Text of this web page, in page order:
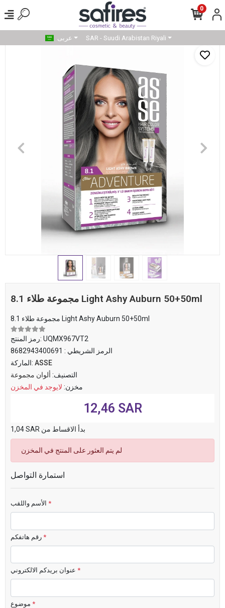
0
عربى SAR - Suudi Arabistan Riyali
8.1 مجموعة طلاء Light Ashy Auburn 50+50ml
8.1 مجموعة طلاء Light Ashy Auburn 50+50ml
رمز المنتج: UQMX967VT2
الرمز الشريطي : 8682943400691
الماركة: ASSE
التصنيف: ألوان مجموعة
مخزن: لايوجد في المخزن
12,46 SAR
1,04 SAR بدأ الاقساط من
لم يتم العثور على المنتج في المخزن
استمارة التواصل
*
*
*
*